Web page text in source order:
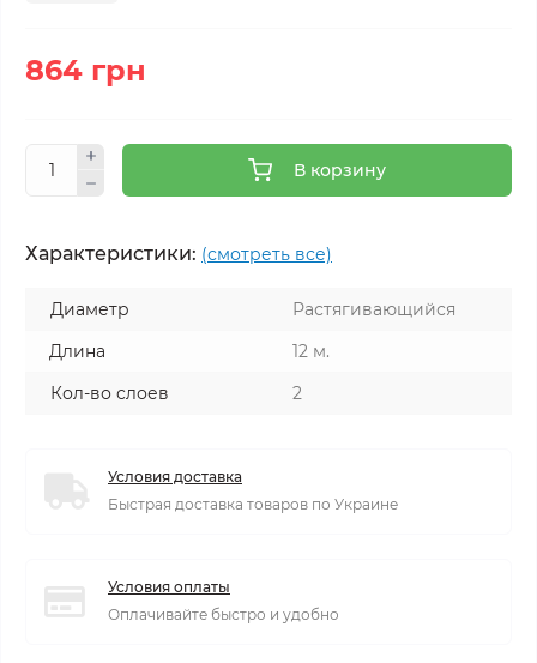
864 грн
В корзину
Характеристики: (смотреть все)
Диаметр
Растягивающийся
Длина
12 м.
Кол-во слоев
2
Условия доставка
Быстрая доставка товаров по Украине
Условия оплаты
Оплачивайте быстро и удобно